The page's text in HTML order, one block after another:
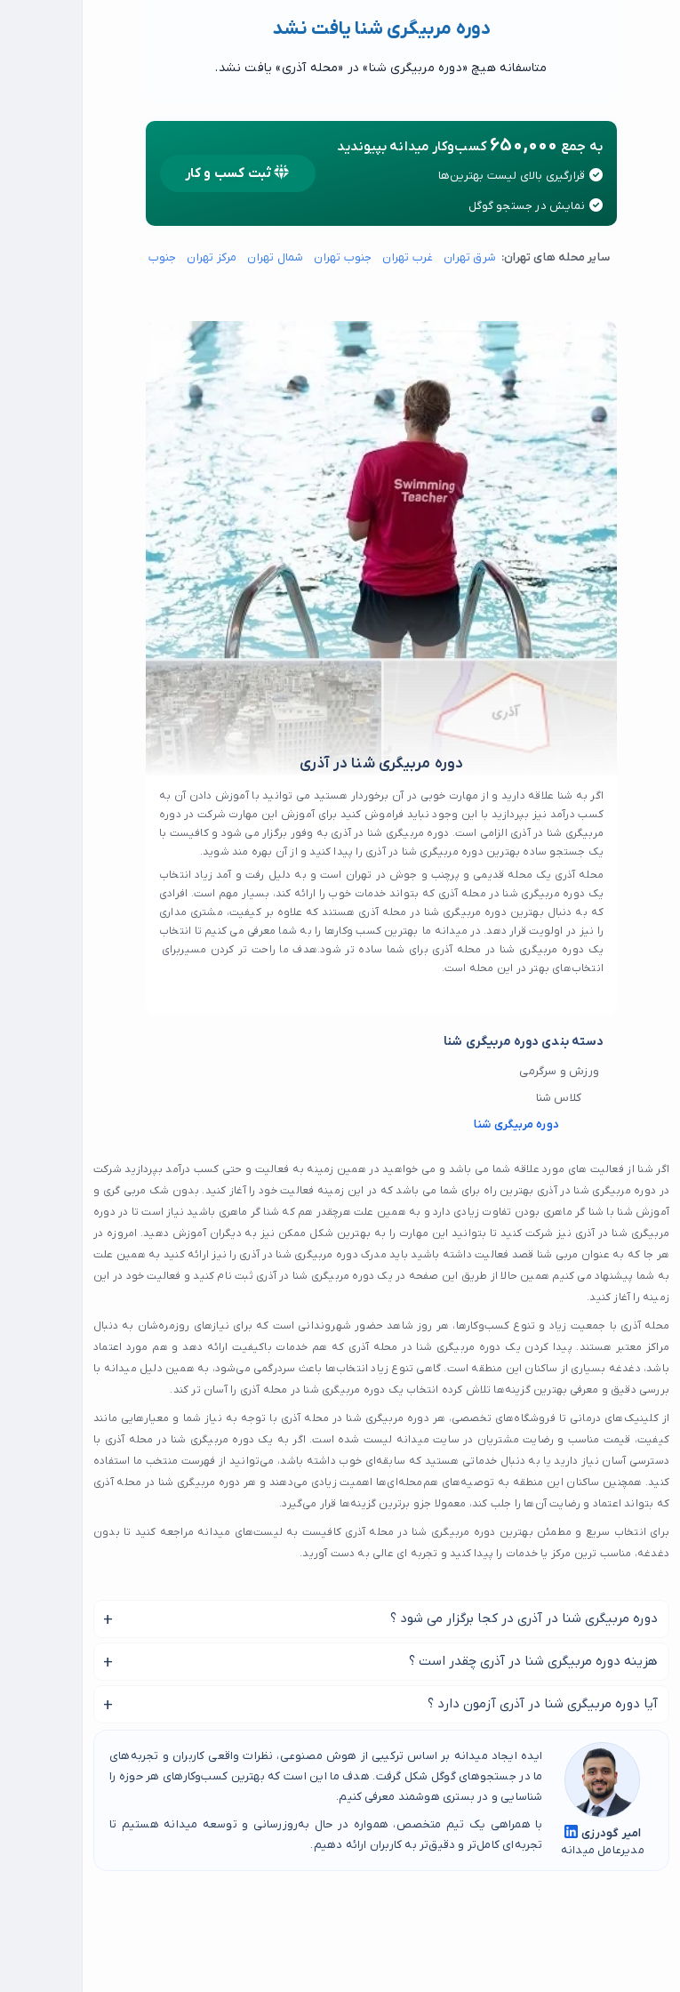
دوره مربیگری شنا یافت نشد
متاسفانه هیچ «دوره مربیگری شنا» در «محله آذری» یافت نشد.
به جمع 650,000 کسب‌وکار میدانه بپیوندید
قرارگیری بالای لیست بهترین‌ها
نمایش در جستجو گوگل
ثبت کسب و کار
سایر محله های تهران: شرق تهران غرب تهران جنوب تهران شمال تهران مرکز تهران جنوب شرق تهران
دوره مربیگری شنا در آذری
اگر به شنا علاقه دارید و از مهارت خوبی در آن برخوردار هستید می توانید با آموزش دادن آن به
کسب درآمد نیز بپردازید با این وجود نباید فراموش کنید برای آموزش این مهارت شرکت در دوره
مربیگری شنا در آذری الزامی است. دوره مربیگری شنا در آذری به وفور برگزار می شود و کافیست با
یک جستجو ساده بهترین دوره مربیگری شنا در آذری را پیدا کنید و از آن بهره مند شوید.
محله آذری یک محله قدیمی و پرچنب و جوش در تهران است و به دلیل رفت و آمد زیاد انتخاب
یک دوره مربیگری شنا در محله آذری که بتواند خدمات خوب را ارائه کند، بسیار مهم است. افرادی
که به دنبال بهترین دوره مربیگری شنا در محله آذری هستند که علاوه بر کیفیت، مشتری‌ مداری
را نیز در اولویت قرار دهد. در میدانه ما بهترین کسب‌ وکارها را به شما معرفی می‌ کنیم تا انتخاب
یک دوره مربیگری شنا در محله آذری برای شما ساده‌ تر شود.هدف ما راحت تر کردن مسیربرای
انتخاب‌های بهتر در این محله است.
دسته بندی دوره مربیگری شنا
ورزش و سرگرمی
کلاس شنا
دوره مربیگری شنا
اگر شنا از فعالیت های مورد علاقه شما می باشد و می خواهید در همین زمینه به فعالیت و حتی کسب درآمد بپردازید شرکت
در دوره مربیگری شنا در آذری بهترین راه برای شما می باشد که در این زمینه فعالیت خود را آغاز کنید. بدون شک مربی گری و
آموزش شنا با شنا گر ماهری بودن تفاوت زیادی دارد و به همین علت هرچقدر هم که شنا گر ماهری باشید نیاز است تا در دوره
مربیگری شنا در آذری نیز شرکت کنید تا بتوانید این مهارت را به بهترین شکل ممکن نیز به دیگران آموزش دهید. امروزه در
هر جا که به عنوان مربی شنا قصد فعالیت داشته باشید باید مدرک دوره مربیگری شنا در آذری را نیز ارائه کنید به همین علت
به شما پیشنهاد می کنیم همین حالا از طریق این صفحه در یک دوره مربیگری شنا در آذری ثبت نام کنید و فعالیت خود در این
زمینه را آغاز کنید.
محله آذری با جمعیت زیاد و تنوع کسب‌وکارها، هر روز شاهد حضور شهروندانی است که برای نیازهای روزمره‌شان به دنبال
مراکز معتبر هستند. پیدا کردن یک دوره مربیگری شنا در محله آذری که هم خدمات باکیفیت ارائه دهد و هم مورد اعتماد
باشد، دغدغه بسیاری از ساکنان این منطقه است. گاهی تنوع زیاد انتخاب‌ها باعث سردرگمی می‌شود، به همین دلیل میدانه با
بررسی دقیق و معرفی بهترین گزینه‌ها تلاش کرده انتخاب یک دوره مربیگری شنا در محله آذری را آسان‌ تر کند.
از کلینیک‌های درمانی تا فروشگاه‌های تخصصی، هر دوره مربیگری شنا در محله آذری با توجه به نیاز شما و معیارهایی مانند
کیفیت، قیمت مناسب و رضایت مشتریان در سایت میدانه لیست شده است. اگر به یک دوره مربیگری شنا در محله آذری با
دسترسی آسان نیاز دارید یا به دنبال خدماتی هستید که سابقه‌ای خوب داشته باشد، می‌توانید از فهرست منتخب ما استفاده
کنید. همچنین ساکنان این منطقه به توصیه‌های هم‌محله‌ای‌ها اهمیت زیادی می‌دهند و هر دوره مربیگری شنا در محله آذری
که بتواند اعتماد و رضایت آن‌ها را جلب کند، معمولا جزو برترین گزینه‌ها قرار می‌گیرد.
برای انتخاب سریع و مطمئن بهترین دوره مربیگری شنا در محله آذری کافیست به لیست‌های میدانه مراجعه کنید تا بدون
دغدغه، مناسب‌ ترین مرکز یا خدمات را پیدا کنید و تجربه‌ ای عالی به دست آورید.
دوره مربیگری شنا در آذری در کجا برگزار می شود ؟
از طریق این صفحه تمامی دوره های مربیگری شنا در آذری را پیدا کنید.
هزینه دوره مربیگری شنا در آذری چقدر است ؟
بر اساس تعداد جلسات و و مربی شما جهت آموزش دوره مربیگری شنا در آذری این هزینه متفاوت است ؟
آیا دوره مربیگری شنا در آذری آزمون دارد ؟
بله در آخر شما برای گرفتن مدرک دوره مربیگری شنا در آذری باید آزمون بدهید.
امیر گودرزی
مدیرعامل میدانه
ایده ایجاد میدانه بر اساس ترکیبی از هوش مصنوعی، نظرات واقعی کاربران و تجربه‌های
ما در جستجوهای گوگل شکل گرفت. هدف ما این است که بهترین کسب‌وکارهای هر حوزه را
شناسایی و در بستری هوشمند معرفی کنیم.
با همراهی یک تیم متخصص، همواره در حال به‌روزرسانی و توسعه میدانه هستیم تا
تجربه‌ای کامل‌تر و دقیق‌تر به کاربران ارائه دهیم.